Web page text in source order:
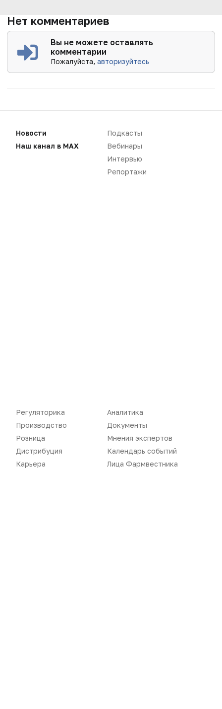
Нет комментариев
Вы не можете оставлять
комментарии
Пожалуйста,авторизуйтесь
Бизнес
Аптекарь Контакты
Новости
Наш канал в MAX
Подкасты
Вебинары
Интервью
Репортажи
Регуляторика
Производство
Розница
Дистрибуция
Карьера
Аналитика
Документы
Мнения экспертов
Календарь событий
Лица Фармвестника